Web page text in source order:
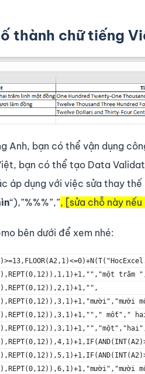
thành chữ tiếng
Anh, bạn có thể vận dụng
bạn có thể tạo Data
áp dụng với việc sửa thay
“),”%%%”,”, [sửa chỗ này
bên dưới để xem nhé: